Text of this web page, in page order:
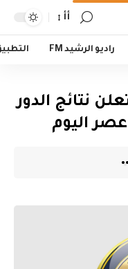
أأ
راديو الرشيد FM
نتائج الدور
اليوم